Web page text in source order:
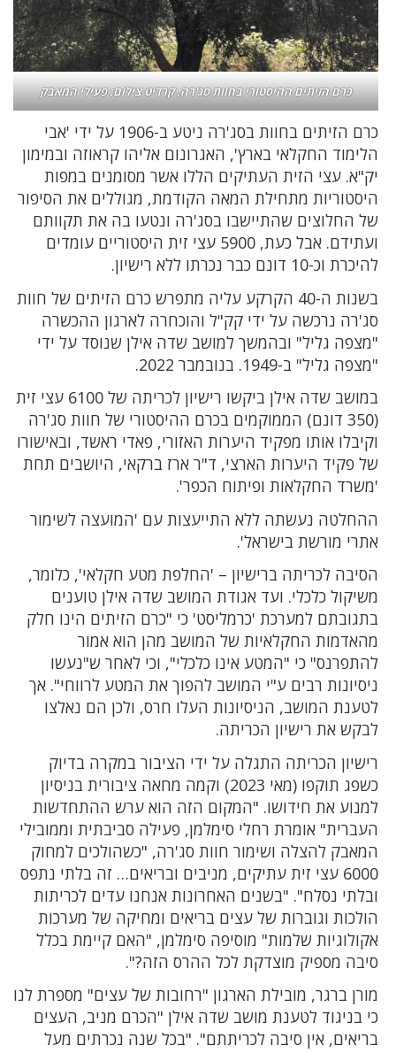
כרם הזיתים ההיסטורי בחוות סג'רה, קרדיט צילום: פעילי המאבק
כרם הזיתים בחוות בסג'רה ניטע ב-1906 על ידי 'אבי
הלימוד החקלאי בארץ', האגרונום אליהו קראוזה ובמימון
יק"א. עצי הזית העתיקים הללו אשר מסומנים במפות
היסטוריות מתחילת המאה הקודמת, מגוללים את הסיפור
של החלוצים שהתיישבו בסג'רה ונטעו בה את תקוותם
ועתידם. אבל כעת, 5900 עצי זית היסטוריים עומדים
להיכרת וכ-10 דונם כבר נכרתו ללא רישיון.
בשנות ה-40 הקרקע עליה מתפרש כרם הזיתים של חוות
סג'רה נרכשה על ידי קק"ל והוכחרה לארגון ההכשרה
"מצפה גליל" ובהמשך למושב שדה אילן שנוסד על ידי
"מצפה גליל" ב-1949. בנובמבר 2022.
במושב שדה אילן ביקשו רישיון לכריתה של 6100 עצי זית
(350 דונם) הממוקמים בכרם ההיסטורי של חוות סג'רה
וקיבלו אותו מפקיד היערות האזורי, פאדי ראשד, ובאישורו
של פקיד היערות הארצי, ד"ר ארז ברקאי, היושבים תחת
'משרד החקלאות ופיתוח הכפר'.
ההחלטה נעשתה ללא התייעצות עם 'המועצה לשימור
אתרי מורשת בישראל'.
הסיבה לכריתה ברישיון – 'החלפת מטע חקלאי', כלומר,
משיקול כלכלי. ועד אגודת המושב שדה אילן טוענים
בתגובתם למערכת 'כרמליסט' כי "כרם הזיתים הינו חלק
מהאדמות החקלאיות של המושב מהן הוא אמור
להתפרנס" כי "המטע אינו כלכלי", וכי לאחר ש"נעשו
ניסיונות רבים ע"י המושב להפוך את המטע לרווחי". אך
לטענת המושב, הניסיונות העלו חרס, ולכן הם נאלצו
לבקש את רישיון הכריתה.
רישיון הכריתה התגלה על ידי הציבור במקרה בדיוק
כשפג תוקפו (מאי 2023) וקמה מחאה ציבורית בניסיון
למנוע את חידושו. "המקום הזה הוא ערש ההתחדשות
העברית" אומרת רחלי סימלמן, פעילה סביבתית וממובילי
המאבק להצלה ושימור חוות סג'רה, "כשהולכים למחוק
6000 עצי זית עתיקים, מניבים ובריאים… זה בלתי נתפס
ובלתי נסלח". "בשנים האחרונות אנחנו עדים לכריתות
הולכות וגוברות של עצים בריאים ומחיקה של מערכות
אקולוגיות שלמות" מוסיפה סימלמן, "האם קיימת בכלל
סיבה מספיק מוצדקת לכל ההרס הזה?".
מורן ברגר, מובילת הארגון "רחובות של עצים" מספרת לנו
כי בניגוד לטענת מושב שדה אילן "הכרם מניב, העצים
בריאים, אין סיבה לכריתתם". "בכל שנה נכרתים מעל